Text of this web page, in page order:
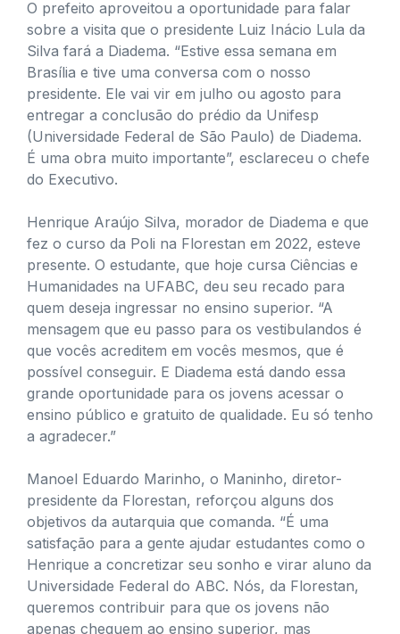
O prefeito aproveitou a oportunidade para falar
sobre a visita que o presidente Luiz Inácio Lula da
Silva fará a Diadema. “Estive essa semana em
Brasília e tive uma conversa com o nosso
presidente. Ele vai vir em julho ou agosto para
entregar a conclusão do prédio da Unifesp
(Universidade Federal de São Paulo) de Diadema.
É uma obra muito importante”, esclareceu o chefe
do Executivo.
Henrique Araújo Silva, morador de Diadema e que
fez o curso da Poli na Florestan em 2022, esteve
presente. O estudante, que hoje cursa Ciências e
Humanidades na UFABC, deu seu recado para
quem deseja ingressar no ensino superior. “A
mensagem que eu passo para os vestibulandos é
que vocês acreditem em vocês mesmos, que é
possível conseguir. E Diadema está dando essa
grande oportunidade para os jovens acessar o
ensino público e gratuito de qualidade. Eu só tenho
a agradecer.”
Manoel Eduardo Marinho, o Maninho, diretor-
presidente da Florestan, reforçou alguns dos
objetivos da autarquia que comanda. “É uma
satisfação para a gente ajudar estudantes como o
Henrique a concretizar seu sonho e virar aluno da
Universidade Federal do ABC. Nós, da Florestan,
queremos contribuir para que os jovens não
apenas cheguem ao ensino superior, mas